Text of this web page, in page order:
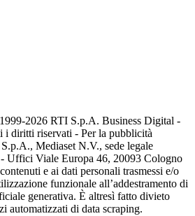
2026 RTI S.p.A. Business Digital -
i diritti riservati - Per la pubblicità
Mediaset N.V., sede legale
Uffici Viale Europa 46, 20093 Cologno
e ai dati personali trasmessi e/o
funzionale all’addestramento di
generativa. È altresì fatto divieto
automatizzati di data scraping.